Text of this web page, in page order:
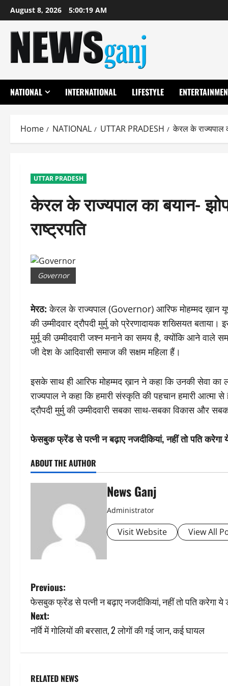
Skip
to
content
August 8, 2026 5:00:20 AM
NATIONAL INTERNATIONAL LIFESTYLE
Home NATIONAL UTTAR PRADESH केरल के राज्यपाल
UTTAR PRADESH
केरल के राज्यपाल का बयान-
राष्ट्रपति
Governor
मेरठ: केरल के राज्यपाल (Governor) आरिफ मोहम्मद ख़ान
की उम्मीदवार द्रौपदी मुर्मु को प्रेरणादायक शख्सियत
मुर्मू की उम्मीदवारी जश्न मनाने का समय है, क्योंकि आने वाले
जी देश के आदिवासी समाज की सक्षम महिला हैं।
इसके साथ ही आरिफ मोहम्मद ख़ान ने कहा कि उनकी सेवा का
राज्यपाल ने कहा कि हमारी संस्कृति की पहचान हमारी
द्रौपदी मुर्मु की उम्मीदवारी सबका साथ-सबका विकास और
फेसबुक फ्रेंड से पत्नी न बढ़ाए नजदीकियां, नहीं तो पति करेगा
ABOUT THE AUTHOR
News Ganj
Administrator
Visit Website View All
P
o
s
n
Previous:
फेसबुक फ्रेंड से पत्नी न बढ़ाए नजदीकियां, नहीं तो पति करेगा ये
Next:
नॉर्वे में गोलियों की बरसात, 2 लोगों की गई जान, कई घायल
RELATED NEWS